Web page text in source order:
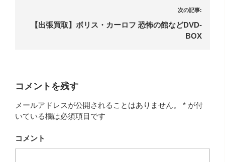
次の記事:
【出張買取】ボリス・カーロフ 恐怖の館などDVD-
BOX
コメントを残す
メールアドレスが公開されることはありません。 * が付
いている欄は必須項目です
コメント